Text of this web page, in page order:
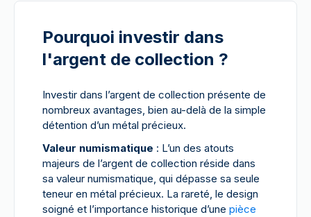
Pourquoi investir dans
l'argent de collection ?
Investir dans l’argent de collection présente de
nombreux avantages, bien au-delà de la simple
détention d’un métal précieux.
Valeur numismatique : L’un des atouts
majeurs de l’argent de collection réside dans
sa valeur numismatique, qui dépasse sa seule
teneur en métal précieux. La rareté, le design
soigné et l’importance historique d’une pièce